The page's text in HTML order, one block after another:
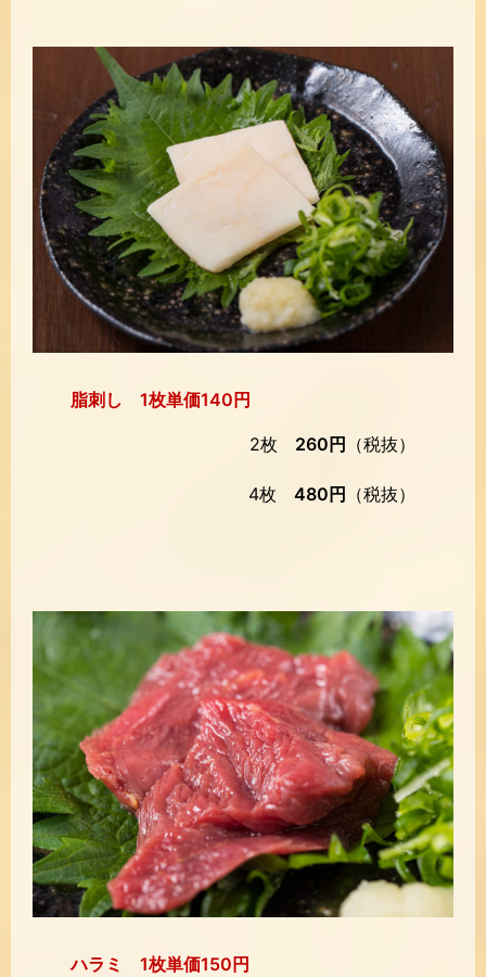
脂刺し 1枚単価140円
2枚 260円 （税抜）
4枚 480円 （税抜）
ハラミ 1枚単価150円